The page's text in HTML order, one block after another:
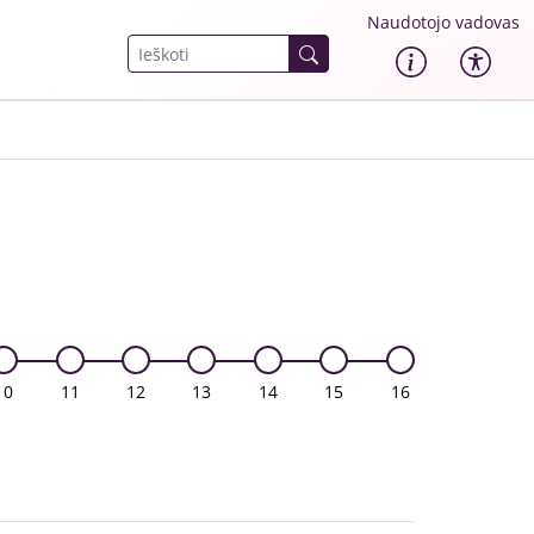
Naudotojo vadovas
11 12 13 14 15 16